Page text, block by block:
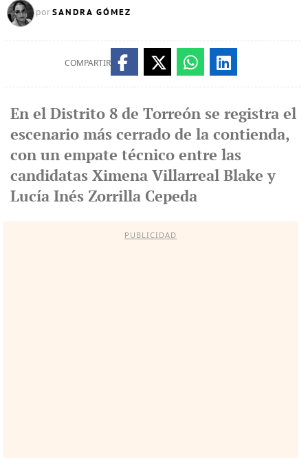
por SANDRA GÓMEZ
COMPARTIR
En el Distrito 8 de Torreón se registra el
escenario más cerrado de la contienda,
con un empate técnico entre las
candidatas Ximena Villarreal Blake y
Lucía Inés Zorrilla Cepeda
PUBLICIDAD